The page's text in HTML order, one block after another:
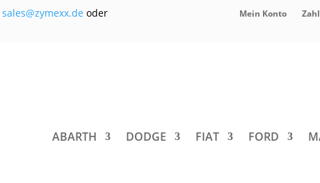
sales@zymexx.de oder
Mein Konto
ABARTH DODGE FIAT FORD